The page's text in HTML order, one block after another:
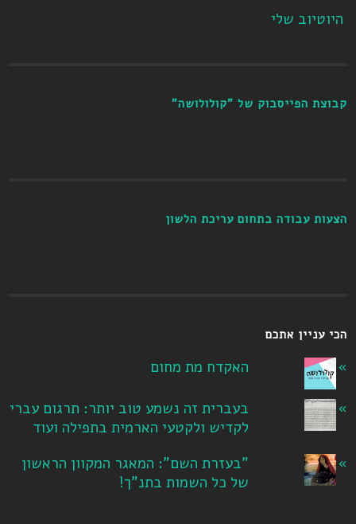
היוטיוב שלי
קבוצת הפייסבוק של "קולולושה"
הצעות עבודה בתחום עריכת הלשון
הכי עניין אתכם
האקדח מת מחום
בעברית זה נשמע טוב יותר: תרגום עברי
לקדיש ולקטעי הארמית בתפילה ועוד
"בעזרת השם": המאגר המקוון הראשון
של כל השמות בתנ"ך!